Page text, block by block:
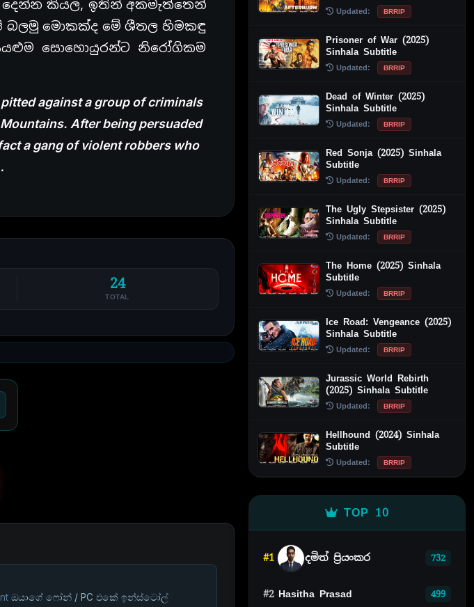
කියල, ඉතින් අකමැත්තෙන්
බලමු මොකක්ද මේ ශීතල හිමකඳු
සොහොයුරන්ට නිරෝගිකම
against a group of criminals
After being persuaded
a gang of violent robberswho
24
TOTAL
ඔයාගේ ෆෝන් / PC එකේ ඉන්ස්ටෝල්
Updated: BRRIP
Prisoner of War (2025)
Sinhala Subtitle
Updated: BRRIP
Dead of Winter (2025)
Sinhala Subtitle
Updated: BRRIP
Red Sonja (2025) Sinhala
Subtitle
Updated: BRRIP
The Ugly Stepsister (2025)
Sinhala Subtitle
Updated: BRRIP
The Home (2025) Sinhala
Subtitle
Updated: BRRIP
Ice Road: Vengeance (2025)
Sinhala Subtitle
Updated: BRRIP
Jurassic World Rebirth
(2025) Sinhala Subtitle
Updated: BRRIP
Hellhound (2024) Sinhala
Subtitle
Updated: BRRIP
TOP 10
#1 දමිත් ප්‍රියංකර 732
#2 Hasitha Prasad 499